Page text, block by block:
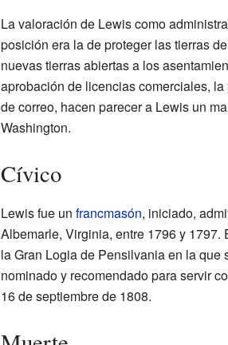
La valoración de Lewis como
posición era la de proteger las tierras
nuevas tierras abiertas a los
aprobación de licencias comerciales,
de correo, hacen parecer a Lewis un
Washington.
Cívico
Lewis fue un francmasón, iniciado,
Albemarle, Virginia, entre 1796 y
la Gran Logia de Pensilvania en la
nominado y recomendado para servir
16 de septiembre de 1808.